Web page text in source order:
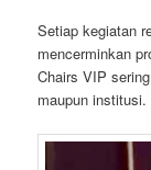
Setiap kegiatan
mencerminkan
Chairs VIP
maupun institusi.